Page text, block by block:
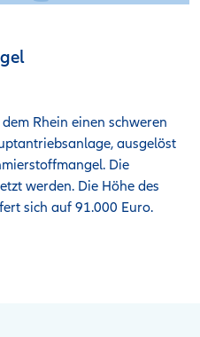
Rhein einen schweren
ausgelöst
Die
werden. Die Höhe des
sich auf 91.000 Euro.